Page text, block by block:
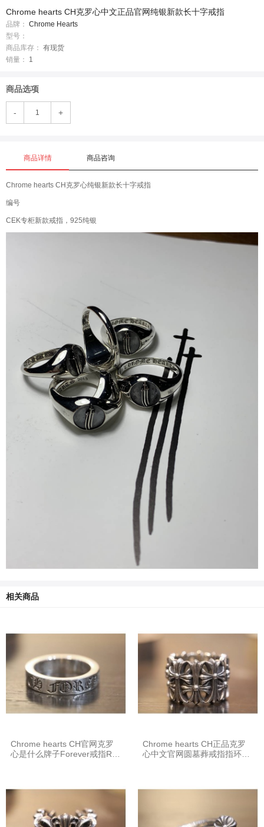
Chrome hearts CH克罗心中文正品官网纯银新款长十字戒指
品牌： Chrome Hearts
型号：
商品库存： 有现货
销量：
1
商品选项
- +
商品详情 商品咨询
Chrome hearts CH克罗心纯银新款长十字戒指
编号
CEK专柜新款戒指，925纯银
相关商品
Chrome hearts CH官网克罗
心是什么牌子Forever戒指R00
Chrome hearts CH正品克罗
心中文官网圆墓葬戒指指环R0